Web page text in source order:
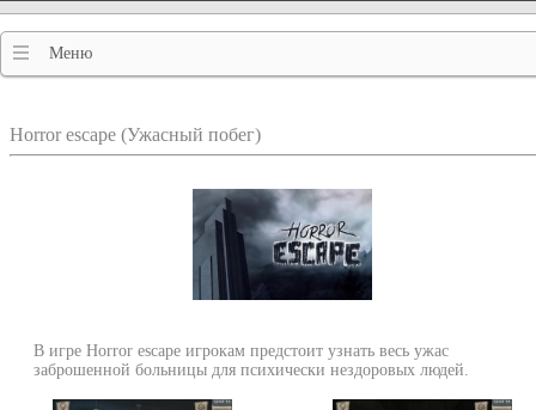
Меню
Horror escape (Ужасный побег)
В игре Horror escape игрокам предстоит узнать весь ужас
заброшенной больницы для психически нездоровых людей.